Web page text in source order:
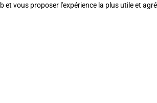
vous proposer l'expérience la plus utile et